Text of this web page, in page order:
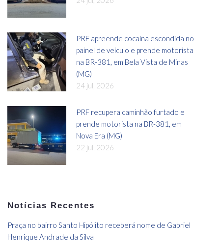
PRF apreende cocaína escondida no
painel de veículo e prende motorista
na BR-381, em Bela Vista de Minas
(MG)
24 jul, 2026
PRF recupera caminhão furtado e
prende motorista na BR-381, em
Nova Era (MG)
22 jul, 2026
Notícias Recentes
Praça no bairro Santo Hipólito receberá nome de Gabriel
Henrique Andrade da Silva